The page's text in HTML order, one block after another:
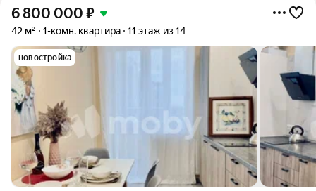
6 800 000 ₽
42 м² 1-комн. квартира 11 этаж из 14
новостройка